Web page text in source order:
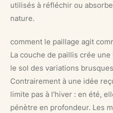
utilisés à réfléchir ou
nature.
comment le paillage agit
La couche de paillis crée
le sol des variations
Contrairement à une idée
limite pas à l’hiver : en été,
pénètre en profondeur. Les